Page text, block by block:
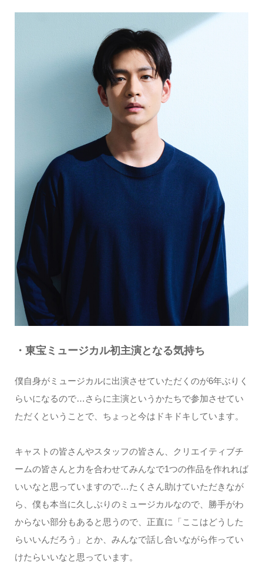
・東宝ミュージカル初主演となる気持ち
僕自身がミュージカルに出演させていただくのが6年ぶりく
らいになるので…さらに主演というかたちで参加させてい
ただくということで、ちょっと今はドキドキしています。
キャストの皆さんやスタッフの皆さん、クリエイティブチ
ームの皆さんと力を合わせてみんなで1つの作品を作れれば
いいなと思っていますので…たくさん助けていただきなが
ら、僕も本当に久しぶりのミュージカルなので、勝手がわ
からない部分もあると思うので、正直に「ここはどうした
らいいんだろう」とか、みんなで話し合いながら作ってい
けたらいいなと思っています。